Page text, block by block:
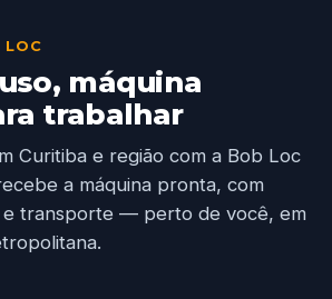
LOC
máquina
trabalhar
Curitiba e região com a Bob Loc
a máquina pronta, com
e transporte — perto de você, em